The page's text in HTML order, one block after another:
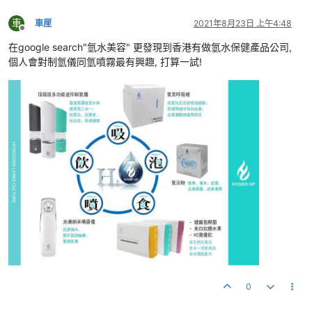
車
離線
車厘 2021年8月23日 上午4:48
在google search"氫水美容" 更發現到香港有做氫水保健產品公司,
個人會對制氫儀同氫噴霧最有興趣, 打算一試!
0